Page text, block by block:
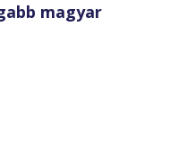
magyar